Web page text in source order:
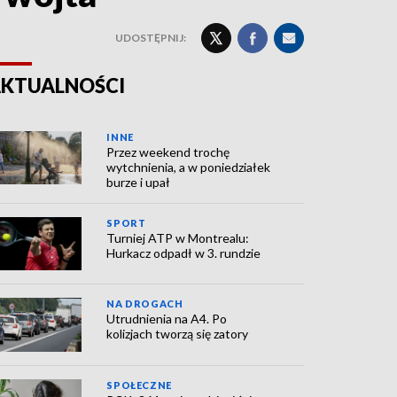
UDOSTĘPNIJ:
INNE
Przez weekend trochę
wytchnienia, a w poniedziałek
burze i upał
SPORT
Turniej ATP w Montrealu:
Hurkacz odpadł w 3. rundzie
NA DROGACH
Utrudnienia na A4. Po
kolizjach tworzą się zatory
SPOŁECZNE